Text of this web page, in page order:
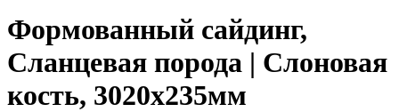
Формованный сайдинг,
Сланцевая порода | Слоновая
кость, 3020х235мм